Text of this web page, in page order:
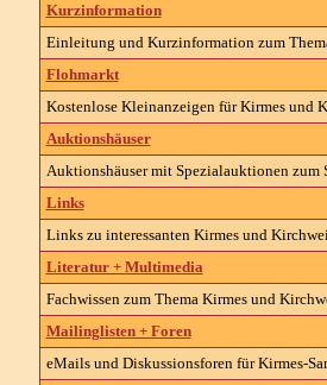
Kurzinformation
Einleitung und Kurzinformation zum
Flohmarkt
Kostenlose Kleinanzeigen für Kirmes und
Auktionshäuser
Auktionshäuser mit Spezialauktionen zum
Links
Links zu interessanten Kirmes und
Literatur + Multimedia
Fachwissen zum Thema Kirmes und
Mailinglisten + Foren
eMails und Diskussionsforen für Kirmes-